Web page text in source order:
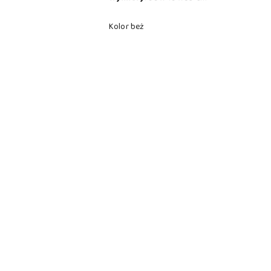
Kolor beż